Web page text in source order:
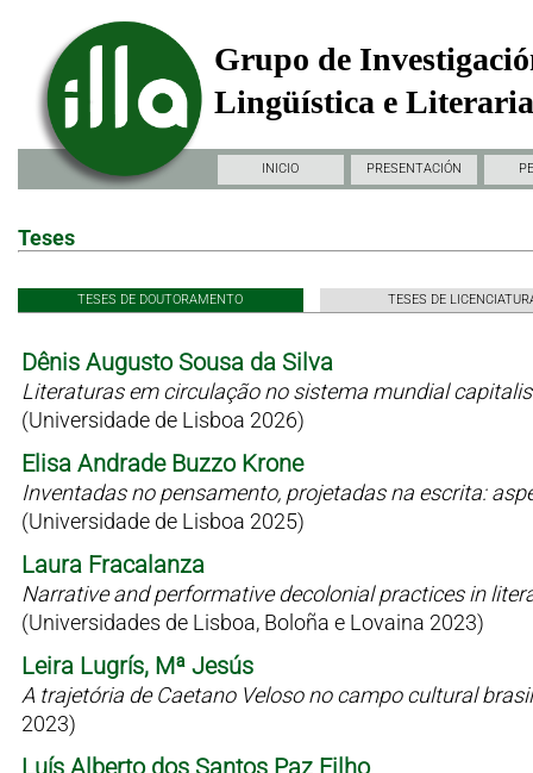
Grupo de
Lingüística e
INICIO PRESENTACIÓN
Teses
TESES DE DOUTORAMENTO TESES DE
Dênis Augusto Sousa da Silva
Literaturas em circulação no sistema mundial
(Universidade de Lisboa 2026)
Elisa Andrade Buzzo Krone
Inventadas no pensamento, projetadas na escrita:
(Universidade de Lisboa 2025)
Laura Fracalanza
Narrative and performative decolonial practices in
(Universidades de Lisboa, Boloña e Lovaina 2023)
Leira Lugrís, Mª Jesús
A trajetória de Caetano Veloso no campo cultural
2023)